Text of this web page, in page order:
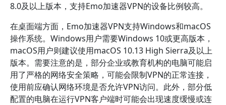
8.0及以上版本，支持Emo加速器VPN的设备比例较高。
在桌面端方面，Emo加速器VPN支持Windows和macOS
操作系统。Windows用户需要Windows 10或更高版本，
macOS用户则建议使用macOS 10.13 High Sierra及以上
版本。需要注意的是，部分企业或教育机构的电脑可能启
用了严格的网络安全策略，可能会限制VPN的正常连接，
使用前应确认网络环境是否允许VPN访问。此外，部分低
配置的电脑在运行VPN客户端时可能会出现速度缓慢或连